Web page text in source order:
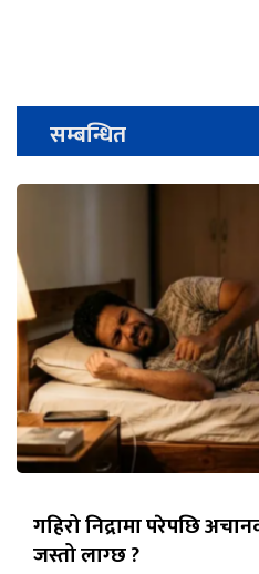
सम्बन्धित
गहिरो निद्रामा परेपछि
जस्तो लाग्छ ?